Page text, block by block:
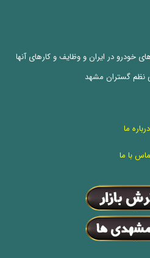
خودرو در ایران و وظایف و کارهای آنها
نظم گستران مشهد
درباره ما
با ما